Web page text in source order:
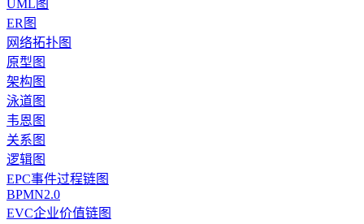
UML图
ER图
网络拓扑图
原型图
架构图
泳道图
韦恩图
关系图
逻辑图
EPC事件过程链图
BPMN2.0
EVC企业价值链图